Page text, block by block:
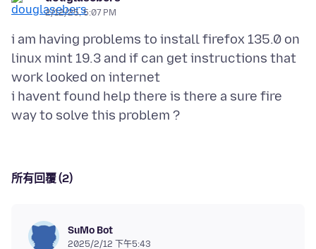
2/12/25, 5:07 PM
i am having problems to install firefox 135.0 on
linux mint 19.3 and if can get instructions that
work looked on internet
i havent found help there is there a sure fire
所有回覆 (2)
SuMo Bot
2025/2/12 下午5:43